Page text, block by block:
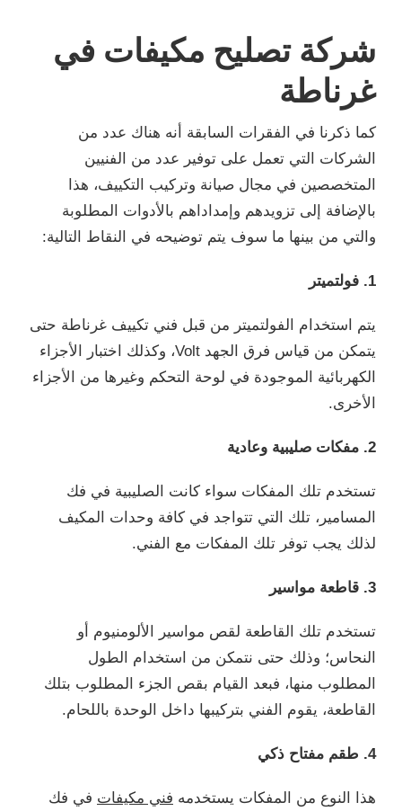
شركة تصليح مكيفات في
غرناطة
كما ذكرنا في الفقرات السابقة أنه هناك عدد من
الشركات التي تعمل على توفير عدد من الفنيين
المتخصصين في مجال صيانة وتركيب التكييف، هذا
بالإضافة إلى تزويدهم وإمداداهم بالأدوات المطلوبة
والتي من بينها ما سوف يتم توضيحه في النقاط التالية:
1. فولتميتر
يتم استخدام الفولتميتر من قبل فني تكييف غرناطة حتى
يتمكن من قياس فرق الجهد Volt، وكذلك اختبار الأجزاء
الكهربائية الموجودة في لوحة التحكم وغيرها من الأجزاء
الأخرى.
2. مفكات صليبية وعادية
تستخدم تلك المفكات سواء كانت الصليبية في فك
المسامير، تلك التي تتواجد في كافة وحدات المكيف
لذلك يجب توفر تلك المفكات مع الفني.
3. قاطعة مواسير
تستخدم تلك القاطعة لقص مواسير الألومنيوم أو
النحاس؛ وذلك حتى نتمكن من استخدام الطول
المطلوب منها، فبعد القيام بقص الجزء المطلوب بتلك
القاطعة، يقوم الفني بتركيبها داخل الوحدة باللحام.
4. طقم مفتاح ذكي
هذا النوع من المفكات يستخدمه فني مكيفات في فك